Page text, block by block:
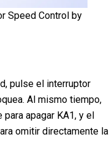
Speed Control by
pulse el interruptor
Al mismo tiempo,
apagar KA1, y el
omitir directamente la